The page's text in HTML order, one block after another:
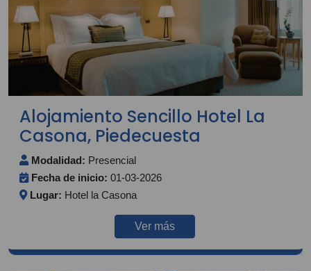
Alojamiento Sencillo Hotel La
Casona, Piedecuesta
Modalidad: Presencial
Fecha de inicio: 01-03-2026
Lugar: Hotel la Casona
Ver más